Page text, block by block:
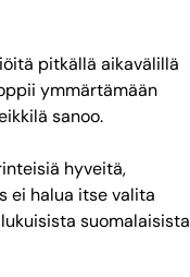
pitkällä aikavälillä
ymmärtämään
sanoo.
hyveitä,
ei halua itse valita
suomalaisista